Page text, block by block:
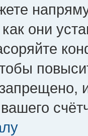
они